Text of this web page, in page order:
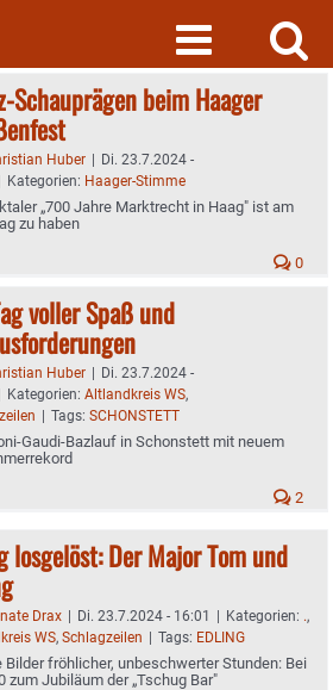
Schauprägen beim Haager
Huber | Di. 23.7.2024 -
Kategorien: Haager-Stimme
„700 Jahre Marktrecht in Haag" ist am
zu haben
0
voller Spaß und
Huber | Di. 23.7.2024 -
Kategorien: Altlandkreis WS,
| Tags: SCHONSTETT
Gaudi-Bazlauf in Schonstett mit neuem
2
losgelöst: Der Major Tom und
Drax | Di. 23.7.2024 - 16:01 | Kategorien: .,
WS, Schlagzeilen | Tags: EDLING
Bilder fröhlicher, unbeschwerter Stunden: Bei
zum Jubiläum der „Tschug Bar"